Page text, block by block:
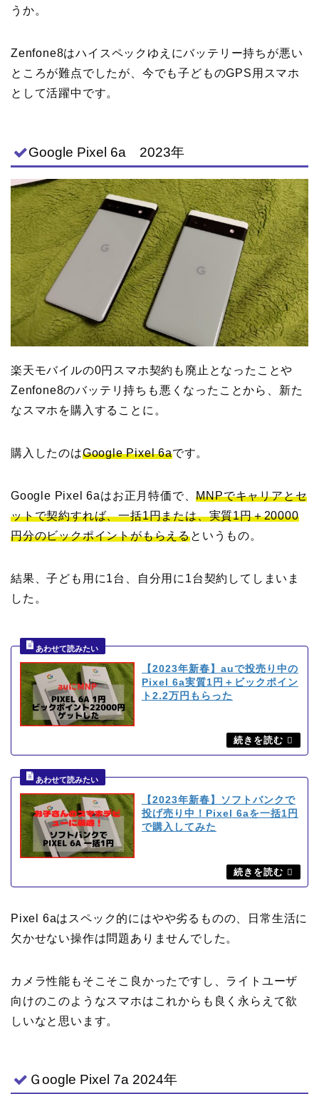
うか。
Zenfone8はハイスペックゆえにバッテリー持ちが悪い
ところが難点でしたが、今でも子どものGPS用スマホ
として活躍中です。
Google Pixel 6a 2023年
楽天モバイルの0円スマホ契約も廃止となったことや
Zenfone8のバッテリ持ちも悪くなったことから、新た
なスマホを購入することに。
購入したのはGoogle Pixel 6aです。
Google Pixel 6aはお正月特価で、MNPでキャリアとセ
ットで契約すれば、一括1円または、実質1円＋20000
円分のビックポイントがもらえるというもの。
結果、子ども用に1台、自分用に1台契約してしまいま
した。
【2023年新春】auで投売り中の
Pixel 6a実質1円＋ビックポイン
ト2.2万円もらった
【2023年新春】ソフトバンクで
投げ売り中！Pixel 6aを一括1円
で購入してみた
Pixel 6aはスペック的にはやや劣るものの、日常生活に
欠かせない操作は問題ありませんでした。
カメラ性能もそこそこ良かったですし、ライトユーザ
向けのこのようなスマホはこれからも良く永らえて欲
しいなと思います。
Ｇoogle Pixel 7a 2024年